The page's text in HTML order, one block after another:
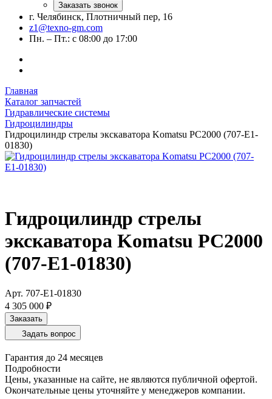
Заказать звонок
г. Челябинск, Плотничный пер, 16
z1@texno-gm.com
Пн. – Пт.: с 08:00 до 17:00
Главная
Каталог запчастей
Гидравлические системы
Гидроцилиндры
Гидроцилиндр стрелы экскаватора Komatsu PC2000 (707-E1-
01830)
Гидроцилиндр стрелы
экскаватора Komatsu PC2000
(707-E1-01830)
Арт. 707-E1-01830
4 305 000 ₽
Заказать
Задать вопрос
Гарантия до 24 месяцев
Подробности
Цены, указанные на сайте, не являются публичной офертой.
Окончательные цены уточняйте у менеджеров компании.